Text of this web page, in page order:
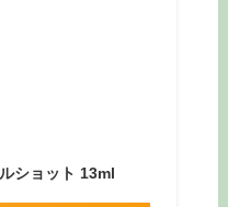
ショット 13ml